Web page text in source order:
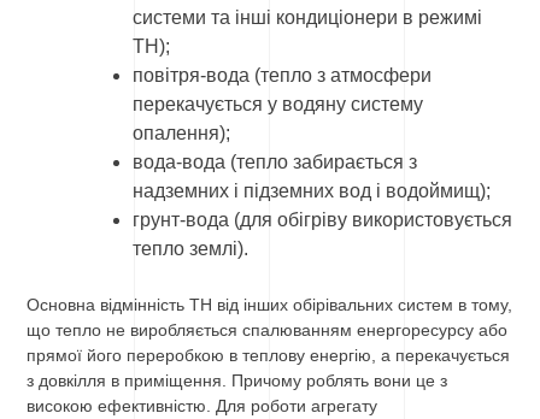
системи та інші кондиціонери в режимі
ТН);
повітря-вода (тепло з атмосфери
перекачується у водяну систему
опалення);
вода-вода (тепло забирається з
надземних і підземних вод і водоймищ);
грунт-вода (для обігріву використовується
тепло землі).
Основна відмінність ТН від інших обірівальних систем в тому,
що тепло не виробляється спалюванням енергоресурсу або
прямої його переробкою в теплову енергію, а перекачується
з довкілля в приміщення. Причому роблять вони це з
високою ефективністю. Для роботи агрегату